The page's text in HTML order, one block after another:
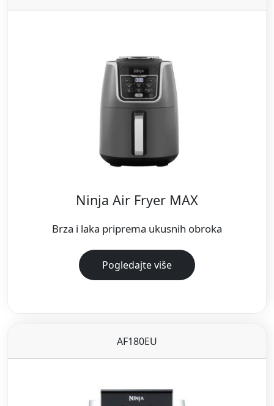
Ninja Air Fryer MAX
Brza i laka priprema ukusnih obroka
Pogledajte više
AF180EU